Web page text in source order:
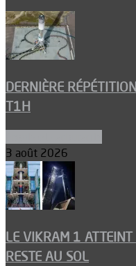
DERNIÈRE
T1H
3 août 2026
LE VIKRAM 1 ATTEINT
RESTE AU SOL